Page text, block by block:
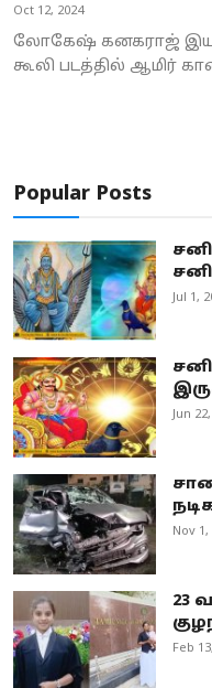
Oct 12, 2024
லோகேஷ் கனகராஜ்
கூலி படத்தில் ஆமிர்
Popular Posts
Jul 1,
Jun
Nov 1,
23
Feb